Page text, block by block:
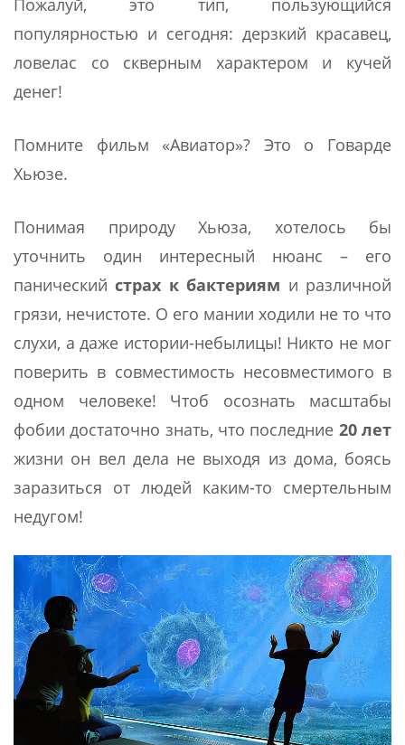
Пожалуй, это тип, пользующийся
популярностью и сегодня: дерзкий красавец,
ловелас со скверным характером и кучей
денег!
Помните фильм «Авиатор»? Это о Говарде
Хьюзе.
Понимая природу Хьюза, хотелось бы
уточнить один интересный нюанс – его
паническийстрах к бактериям и различной
грязи, нечистоте. О его мании ходили не то что
слухи, а даже истории-небылицы! Никто не мог
поверить в совместимость несовместимого в
одном человеке! Чтоб осознать масштабы
фобии достаточно знать, что последние 20 лет
жизни он вел дела не выходя из дома, боясь
заразиться от людей каким-то смертельным
недугом!